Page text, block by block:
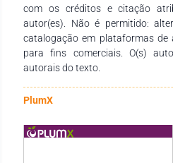
professores da escola
promoção de cenários que
através de um ensino de
com os créditos e citação
autor(es). Não é permitido:
catalogação em plataformas de
para fins comerciais. O(s)
autorais do texto.
PlumX